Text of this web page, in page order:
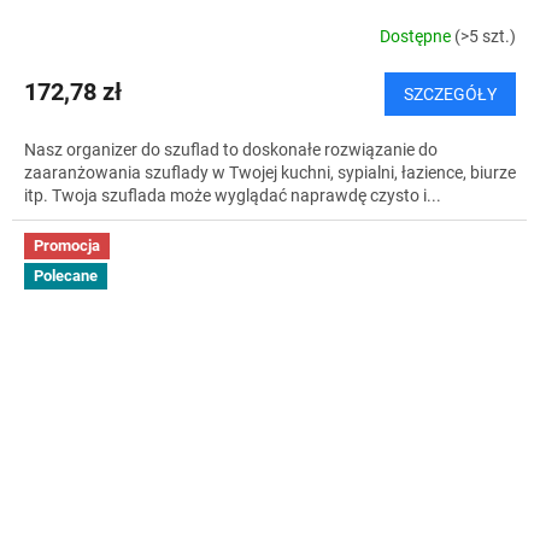
Dostępne (>5 szt.)
172,78 zł SZCZEGÓŁY
Nasz organizer do szuflad to doskonałe rozwiązanie do
zaaranżowania szuflady w Twojej kuchni, sypialni, łazience, biurze
itp. Twoja szuflada może wyglądać naprawdę czysto i...
Promocja
Polecane